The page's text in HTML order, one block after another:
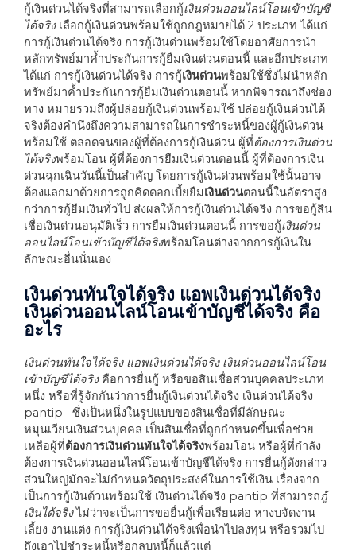
กู้เงินด่วนได้จริงที่สามารถเลือกกู้เงินด่วนออนไลน์โอนเข้าบัญชี
ได้จริง เลือกกู้เงินด่วนพร้อมใช้ถูกกฎหมายได้ 2 ประเภท ได้แก่
การกู้เงินด่วนได้จริง การกู้เงินด่วนพร้อมใช้โดยอาศัยการนำ
หลักทรัพย์มาค้ำประกันการกู้ยืมเงินด่วนตอนนี้ และอีกประเภท
ได้แก่ การกู้เงินด่วนได้จริง การกู้เงินด่วนพร้อมใช้ซึ่งไม่นำหลัก
ทรัพย์มาค้ำประกันการกู้ยืมเงินด่วนตอนนี้ หากพิจารณาถึงช่อง
ทาง หมายรวมถึงผู้ปล่อยกู้เงินด่วนพร้อมใช้ ปล่อยกู้เงินด่วนได้
จริงต้องคำนึงถึงความสามารถในการชำระหนี้ของผู้กู้เงินด่วน
พร้อมใช้ ตลอดจนของผู้ที่ต้องการกู้เงินด่วน ผู้ที่ต้องการเงินด่วน
ได้จริงพร้อมโอน ผู้ที่ต้องการยืมเงินด่วนตอนนี้ ผู้ที่ต้องการเงิน
ด่วนฉุกเฉินวันนี้เป็นสำคัญ โดยการกู้เงินด่วนพร้อมใช้นั้นอาจ
ต้องแลกมาด้วยการถูกคิดดอกเบี้ยยืมเงินด่วนตอนนี้ในอัตราสูง
กว่าการกู้ยืมเงินทั่วไป ส่งผลให้การกู้เงินด่วนได้จริง การขอกู้สิน
เชื่อเงินด่วนอนุมัติเร็ว การยืมเงินด่วนตอนนี้ การขอกู้เงินด่วน
ออนไลน์โอนเข้าบัญชีได้จริงพร้อมโอนต่างจากการกู้เงินใน
ลักษณะอื่นนั่นเอง
เงินด่วนทันใจได้จริง แอพเงินด่วนได้จริง
เงินด่วนออนไลน์โอนเข้าบัญชีได้จริง คือ
อะไร
เงินด่วนทันใจได้จริง แอพเงินด่วนได้จริง เงินด่วนออนไลน์โอน
เข้าบัญชีได้จริง คือการยื่นกู้ หรือขอสินเชื่อส่วนบุคคลประเภท
หนึ่ง หรือที่รู้จักกันว่าการยื่นกู้เงินด่วนได้จริง เงินด่วนได้จริง
pantip
ซึ่งเป็นหนึ่งในรูปแบบของสินเชื่อที่มีลักษณะ
หมุนเวียนเงินส่วนบุคคล เป็นสินเชื่อที่ถูกกำหนดขึ้นเพื่อช่วย
เหลือผู้ที่ต้องการเงินด่วนทันใจได้จริงพร้อมโอน หรือผู้ที่กำลัง
ต้องการเงินด่วนออนไลน์โอนเข้าบัญชีได้จริง การยื่นกู้ดังกล่าว
ส่วนใหญ่มักจะไม่กำหนดวัตถุประสงค์ในการใช้เงิน เรื่องจาก
เป็นการกู้เงินด้วนพร้อมใช้ เงินด่วนได้จริง pantip ที่สามารถกู้
เงินได้จริงไม่ว่าจะเป็นการขอยื่นกู้เพื่อเรียนต่อ หางบจัดงาน
เลี้ยง งานแต่ง การกู้เงินด่วนได้จริงเพื่อนำไปลงทุน หรือรวมไป
ถึงเอาไปชำระหนี้หรือกลบหนี้ก็แล้วแต่